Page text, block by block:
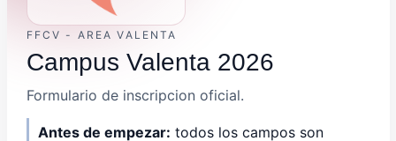
FFCV - AREA VALENTA
Campus Valenta 2026
Formulario de inscripcion oficial.
Antes de empezar: todos los campos son